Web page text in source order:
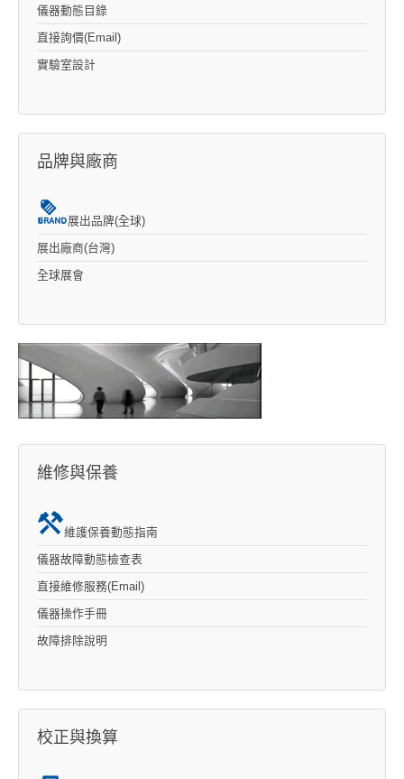
儀器動態目錄
直接詢價(Email)
實驗室設計
品牌與廠商
展出品牌(全球)
展出廠商(台灣)
全球展會
維修與保養
維護保養動態指南
儀器故障動態檢查表
直接維修服務(Email)
儀器操作手冊
故障排除說明
校正與換算